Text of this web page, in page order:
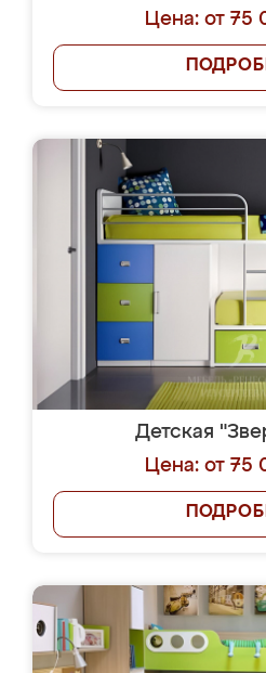
Цена: от 75
Детская
Цена: от 75